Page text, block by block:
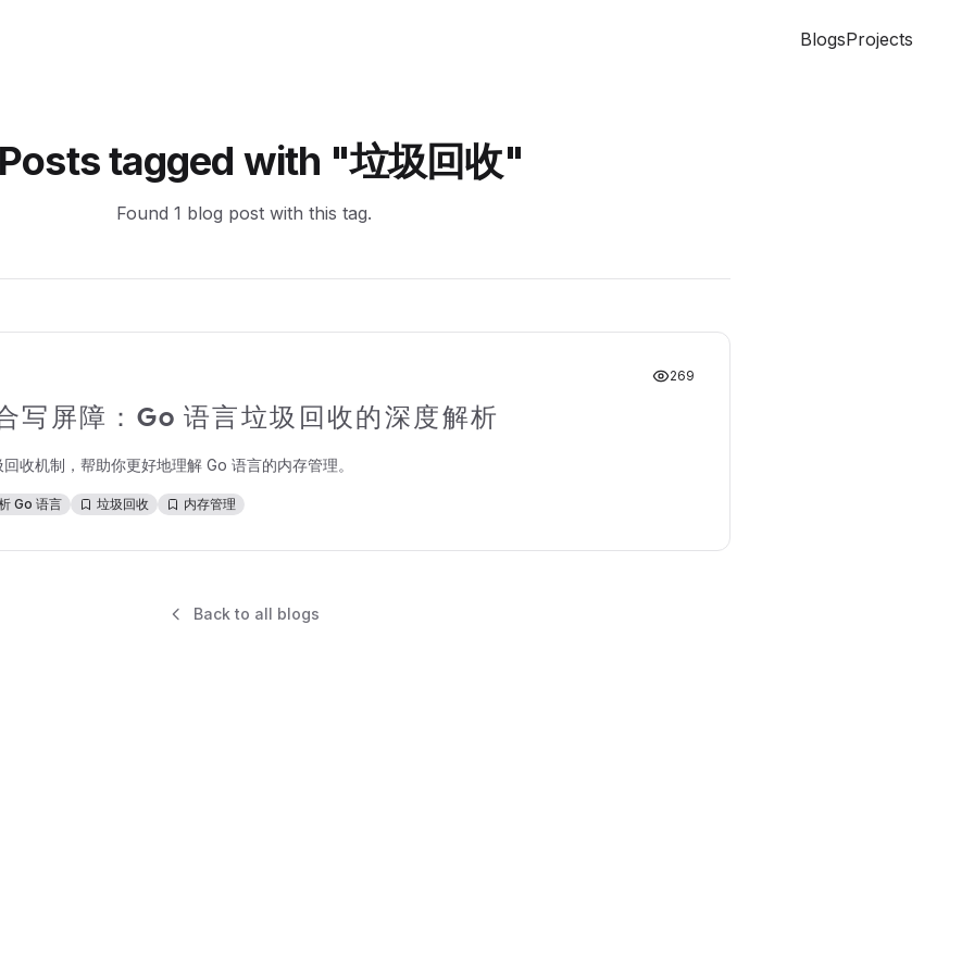
BlogsProjects
Posts tagged with "垃圾回收"
Found 1 blog postwith this tag.
269
写屏障：Go 语言垃圾回收的深度解析
收机制，帮助你更好地理解 Go 语言的内存管理。
Go 语言 垃圾回收 内存管理
Back to all blogs